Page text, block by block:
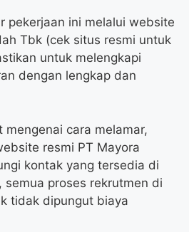
pekerjaan ini melalui website
Tbk (cek situs resmi untuk
untuk melengkapi
dengan lengkap dan
mengenai cara melamar,
resmi PT Mayora
kontak yang tersedia di
proses rekrutmen di
tidak dipungut biaya